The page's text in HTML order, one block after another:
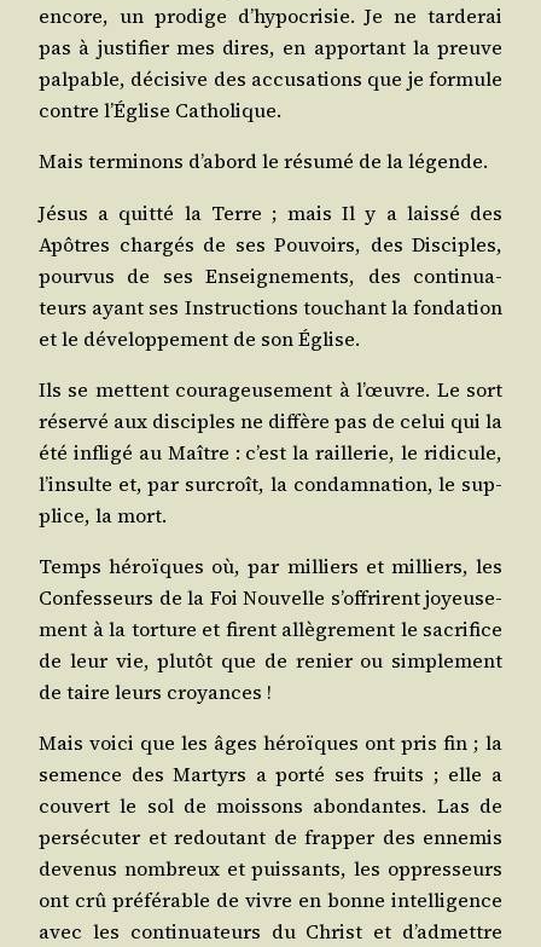
encore, un pro­dige d’hypocrisie. Je ne tar­de­rai
pas à jus­ti­fier mes dires, en appor­tant la preuve
pal­pable, déci­sive des accu­sa­tions que je for­mule
contre l’Église Catholique.
Mais ter­mi­nons d’abord le résu­mé de la légende.
Jésus a quit­té la Terre ; mais Il y a lais­sé des
Apôtres char­gés de ses Pou­voirs, des Dis­ciples,
pour­vus de ses Ensei­gne­ments, des conti­nua­
teurs ayant ses Ins­truc­tions tou­chant la fon­da­tion
et le déve­lop­pe­ment de son Église.
Ils se mettent cou­ra­geu­se­ment à l’œuvre. Le sort
réser­vé aux dis­ciples ne dif­fère pas de celui qui la
été infli­gé au Maître : c’est la raille­rie, le ridi­cule,
l’insulte et, par sur­croît, la condam­na­tion, le sup­
plice, la mort.
Temps héroïques où, par mil­liers et mil­liers, les
Confes­seurs de la Foi Nou­velle s’offrirent joyeu­se­
ment à la tor­ture et firent allè­gre­ment le sacri­fice
de leur vie, plu­tôt que de renier ou sim­ple­ment
de taire leurs croyances !
Mais voi­ci que les âges héroïques ont pris fin ; la
semence des Mar­tyrs a por­té ses fruits ; elle a
cou­vert le sol de mois­sons abon­dantes. Las de
per­sé­cu­ter et redou­tant de frap­per des enne­mis
deve­nus nom­breux et puis­sants, les oppres­seurs
ont crû pré­fé­rable de vivre en bonne intel­li­gence
avec les conti­nua­teurs du Christ et d’admettre